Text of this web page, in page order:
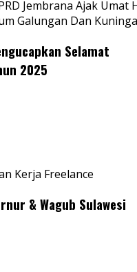
Jembrana Ajak
Galungan Dan
Selamat
2025
Kerja Freelance
& Wagub Sulawesi